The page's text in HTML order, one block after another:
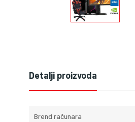
Detalji proizvoda
Brend računara